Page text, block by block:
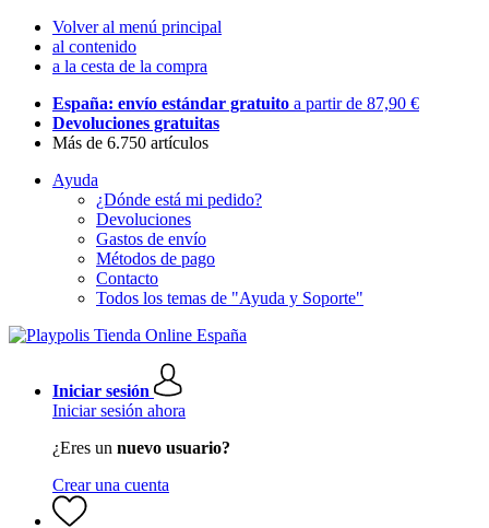
Volver al menú principal
al contenido
a la cesta de la compra
España: envío estándar gratuito a partir de 87,90 €
Devoluciones gratuitas
Más de 6.750 artículos
Ayuda
¿Dónde está mi pedido?
Devoluciones
Gastos de envío
Métodos de pago
Contacto
Todos los temas de "Ayuda y Soporte"
Iniciar sesión
Iniciar sesión ahora
¿Eres un nuevo usuario?
Crear una cuenta